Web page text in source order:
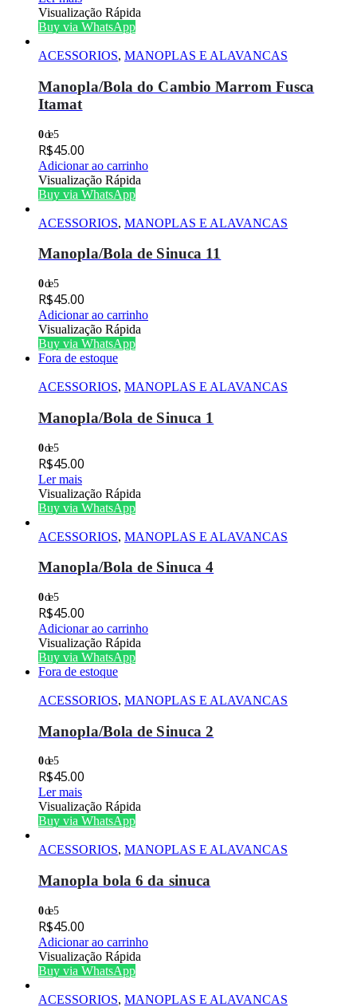
Visualização Rápida
Buy via WhatsApp
ACESSORIOS, MANOPLAS E ALAVANCAS
Manopla/Bola do Cambio Marrom Fusca
Itamat
0de 5
R$45.00
Adicionar ao carrinho
Visualização Rápida
Buy via WhatsApp
ACESSORIOS, MANOPLAS E ALAVANCAS
Manopla/Bola de Sinuca 11
0de 5
R$45.00
Adicionar ao carrinho
Visualização Rápida
Buy via WhatsApp
Fora de estoque
ACESSORIOS, MANOPLAS E ALAVANCAS
Manopla/Bola de Sinuca 1
0de 5
R$45.00
Ler mais
Visualização Rápida
Buy via WhatsApp
ACESSORIOS, MANOPLAS E ALAVANCAS
Manopla/Bola de Sinuca 4
0de 5
R$45.00
Adicionar ao carrinho
Visualização Rápida
Buy via WhatsApp
Fora de estoque
ACESSORIOS, MANOPLAS E ALAVANCAS
Manopla/Bola de Sinuca 2
0de 5
R$45.00
Ler mais
Visualização Rápida
Buy via WhatsApp
ACESSORIOS, MANOPLAS E ALAVANCAS
Manopla bola 6 da sinuca
0de 5
R$45.00
Adicionar ao carrinho
Visualização Rápida
Buy via WhatsApp
ACESSORIOS, MANOPLAS E ALAVANCAS